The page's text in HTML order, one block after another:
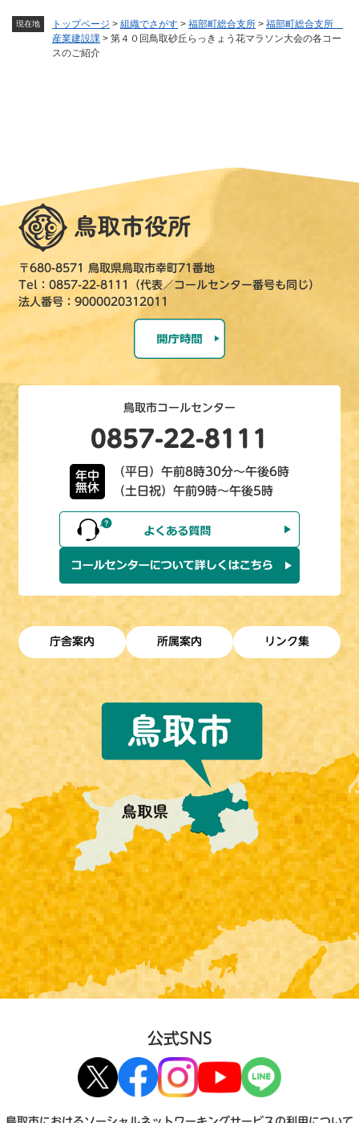
現在地 トップページ > 組織でさがす > 福部町総合支所 > 福部町総合支所
産業建設課 > 第４０回鳥取砂丘らっきょう花マラソン大会の各コー
スのご紹介
〒680-8571 鳥取県鳥取市幸町71番地
Tel：0857-22-8111（代表／コールセンター番号も同じ）
法人番号：9000020312011
鳥取市コールセンター
0857-22-8111
年中
無休
（平日）午前8時30分～午後6時
（土日祝）午前9時～午後5時
庁舎案内 所属案内 リンク集
公式SNS